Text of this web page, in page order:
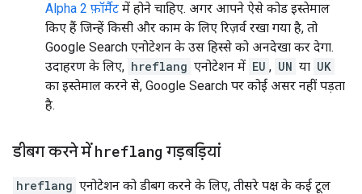
Alpha 2 फ़ॉर्मैट में होने चाहिए. अगर आपने ऐसे कोड इस्तेमाल
किए हैं जिन्हें किसी और काम के लिए रिज़र्व रखा गया है, तो
Google Search एनोटेशन के उस हिस्से को अनदेखा कर देगा.
उदाहरण के लिए, hreflang एनोटेशन में EU , UN या UK
का इस्तेमाल करने से, Google Search पर कोई असर नहीं पड़ता
है.
डीबग करने मेंhreflang गड़बड़ियां
hreflang एनोटेशन को डीबग करने के लिए, तीसरे पक्ष के कई टूल